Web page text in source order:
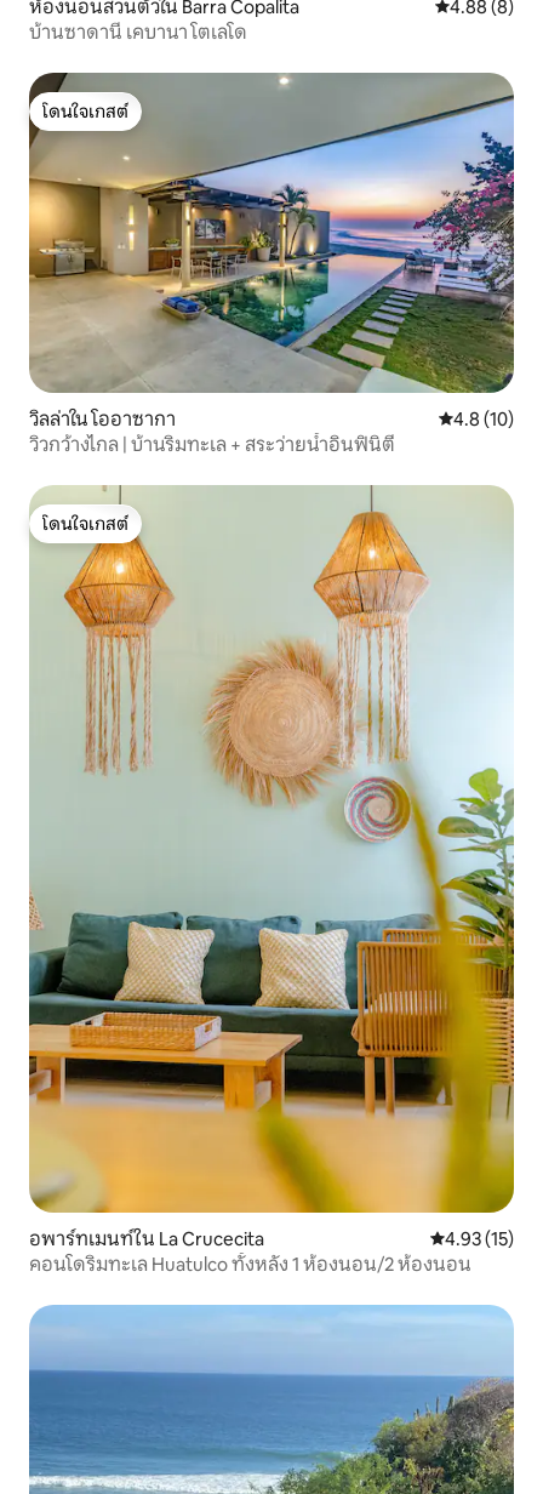
ห้องนอนส่วนตัวใน Barra Copalita คะแนนเฉลี่ย
4.88 (8)
บ้านซาดานี เคบานา โตเลโด
โดนใจเกสต์
โดนใจเกสต์
วิลล่าใน โออาซากา คะแนนเฉลี่ย
4.8 (10)
วิวกว้างไกล | บ้านริมทะเล + สระว่ายน้ำอินฟินิตี้
โดนใจเกสต์
โดนใจเกสต์
อพาร์ทเมนท์ใน La Crucecita คะแนนเฉลี่ย
4.93 (15)
คอนโดริมทะเล Huatulco ทั้งหลัง 1 ห้องนอน/2 ห้องนอน